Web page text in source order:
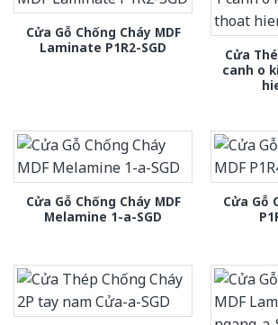
Cửa Gỗ Chống Cháy MDF
Laminate P1R2-SGD
Cửa
canh o
Cửa Gỗ Chống Cháy MDF
Melamine 1-a-SGD
Cửa Gỗ